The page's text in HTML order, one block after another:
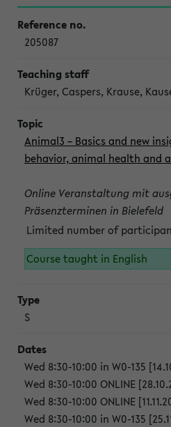
205087
Krüger, Caspers, Krause,
Animal3 – Basics and new
behavior, animal health and
Online Veranstaltung mit
Präsenzterminen in Bielefeld
Limited number of
Course taught in English
S
Wed 8:30-10:00 in W0-135
Wed 8:30-10:00 ONLINE
Wed 8:30-10:00 ONLINE
Wed 8:30-10:00 in W0-135